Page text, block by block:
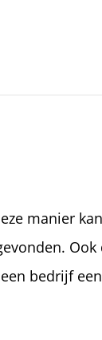
manier
Ook
bedrijf